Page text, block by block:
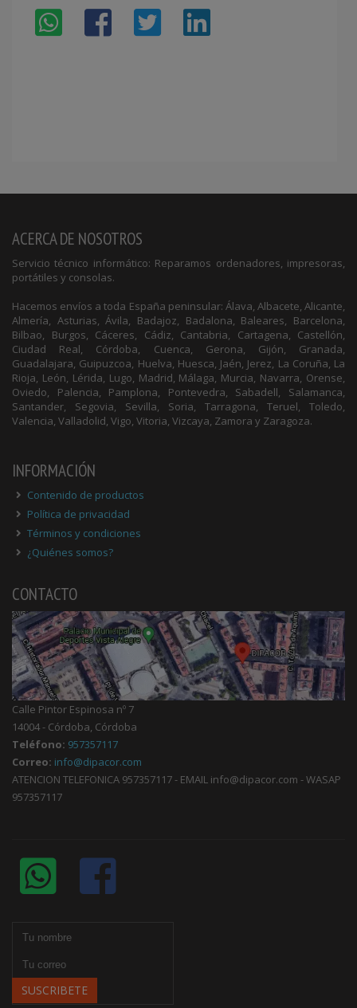
ACERCA DE NOSOTROS
Servicio técnico informático: Reparamos ordenadores, impresoras,
portátiles y consolas.
Hacemos envíos a toda España peninsular: Álava, Albacete, Alicante,
Almería, Asturias, Ávila, Badajoz, Badalona, Baleares, Barcelona,
Bilbao, Burgos, Cáceres, Cádiz, Cantabria, Cartagena, Castellón,
Ciudad Real, Córdoba, Cuenca, Gerona, Gijón, Granada,
Guadalajara, Guipuzcoa, Huelva, Huesca, Jaén, Jerez, La Coruña, La
Rioja, León, Lérida, Lugo, Madrid, Málaga, Murcia, Navarra, Orense,
Oviedo, Palencia, Pamplona, Pontevedra, Sabadell, Salamanca,
Santander, Segovia, Sevilla, Soria, Tarragona, Teruel, Toledo,
Valencia, Valladolid, Vigo, Vitoria, Vizcaya, Zamora y Zaragoza.
INFORMACIÓN
Contenido de productos
Política de privacidad
Términos y condiciones
¿Quiénes somos?
CONTACTO
Calle Pintor Espinosa nº 7
14004 - Córdoba, Córdoba
Teléfono: 957357117
Correo: info@dipacor.com
ATENCION TELEFONICA 957357117 - EMAIL info@dipacor.com - WASAP
957357117
SUSCRIBETE